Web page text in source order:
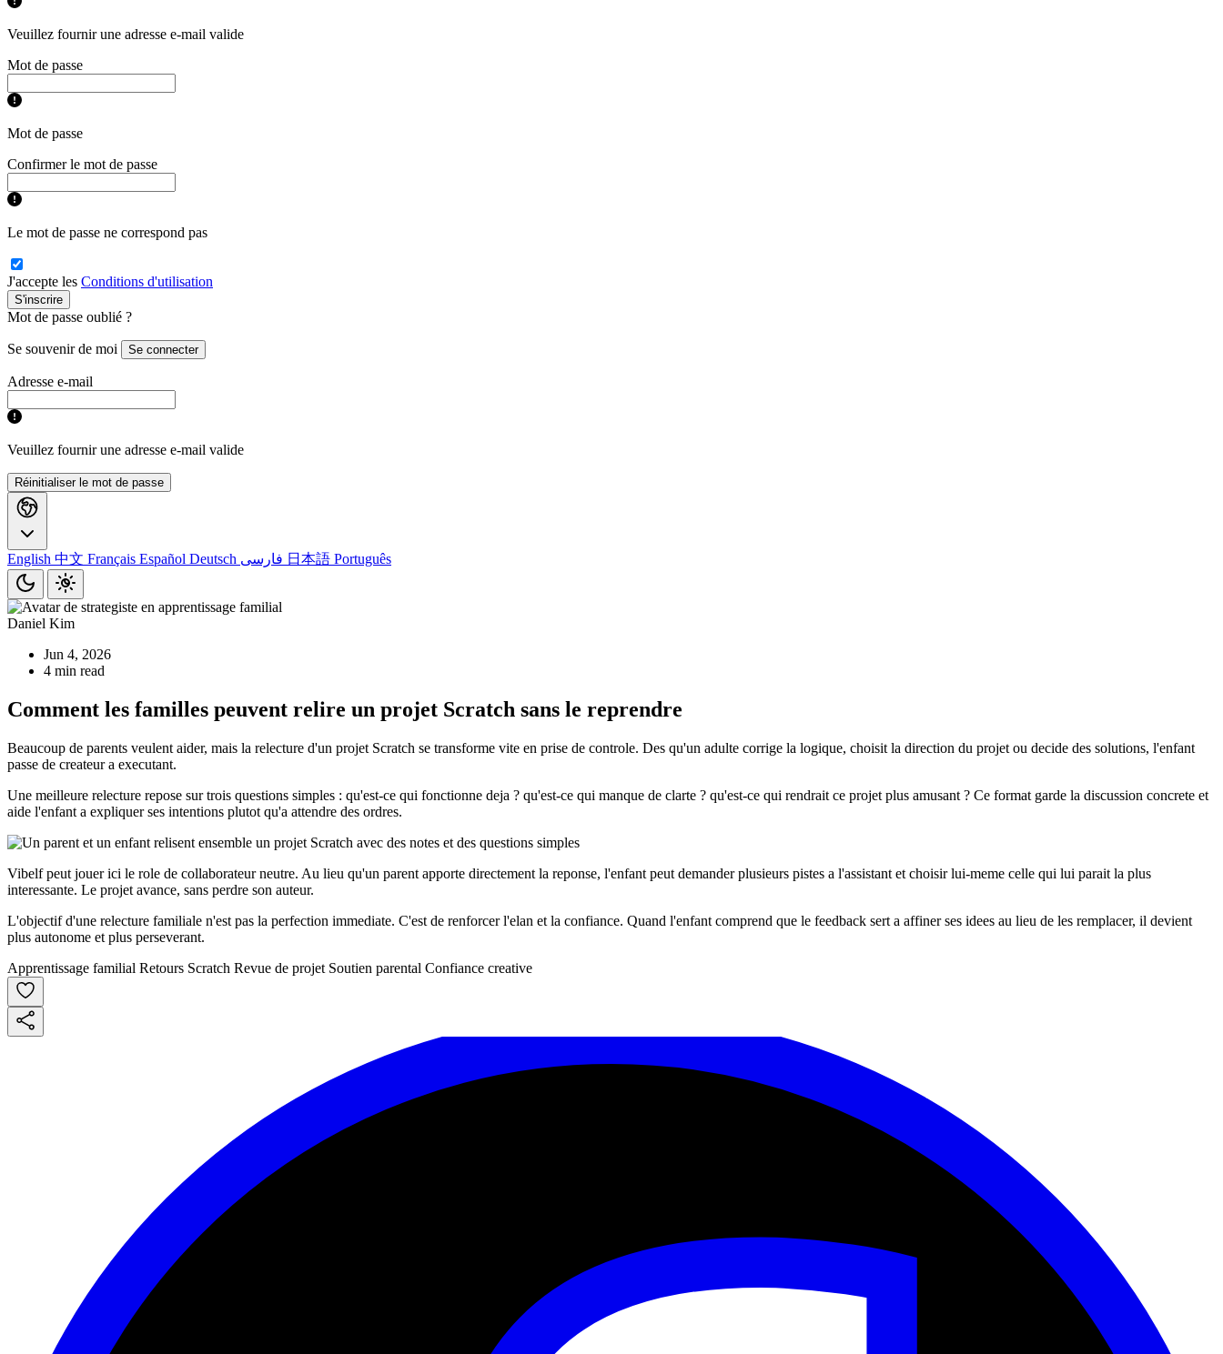
Veuillez fournir une adresse e-mail valide
Mot de passe
Mot de passe
Confirmer le mot de passe
Le mot de passe ne correspond pas
J'accepte les Conditions d'utilisation
S'inscrire
Mot de passe oublié ?
Se souvenir de moi Se connecter
Adresse e-mail
Veuillez fournir une adresse e-mail valide
Réinitialiser le mot de passe
English 中文 Français Español Deutsch 日本語 Português
Daniel Kim
Jun 4, 2026
4 min read
Comment les familles peuvent relire un projet Scratch sans le reprendre
Beaucoup de parents veulent aider, mais la relecture d'un projet Scratch se transforme vite en prise de controle. Des qu'un adulte corrige la logique, choisit la direction du projet ou decide des solutions, l'enfant
passe de createur a executant.
Une meilleure relecture repose sur trois questions simples : qu'est-ce qui fonctionne deja ? qu'est-ce qui manque de clarte ? qu'est-ce qui rendrait ce projet plus amusant ? Ce format garde la discussion concrete et
aide l'enfant a expliquer ses intentions plutot qu'a attendre des ordres.
Vibelf peut jouer ici le role de collaborateur neutre. Au lieu qu'un parent apporte directement la reponse, l'enfant peut demander plusieurs pistes a l'assistant et choisir lui-meme celle qui lui parait la plus
interessante. Le projet avance, sans perdre son auteur.
L'objectif d'une relecture familiale n'est pas la perfection immediate. C'est de renforcer l'elan et la confiance. Quand l'enfant comprend que le feedback sert a affiner ses idees au lieu de les remplacer, il devient
plus autonome et plus perseverant.
Apprentissage familial Retours Scratch Revue de projet Soutien parental Confiance creative